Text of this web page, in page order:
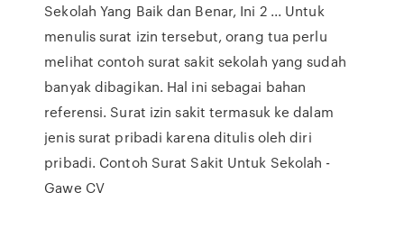
Sekolah Yang Baik dan Benar, Ini 2 ... Untuk
menulis surat izin tersebut, orang tua perlu
melihat contoh surat sakit sekolah yang sudah
banyak dibagikan. Hal ini sebagai bahan
referensi. Surat izin sakit termasuk ke dalam
jenis surat pribadi karena ditulis oleh diri
pribadi. Contoh Surat Sakit Untuk Sekolah -
Gawe CV